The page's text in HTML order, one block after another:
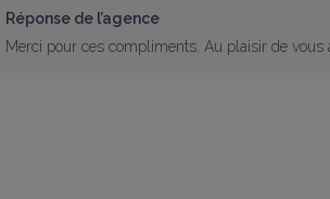
Réponse de l’agence
Merci pour ces compliments. Au plaisir de vous